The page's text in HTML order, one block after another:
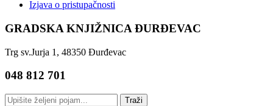
Izjava o pristupačnosti
GRADSKA KNJIŽNICA ĐURĐEVAC
Trg sv.Jurja 1, 48350 Đurđevac
048 812 701
Traži